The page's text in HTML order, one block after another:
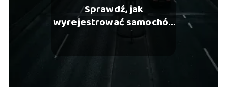
Sprawdź, jak
wyrejestrować samochód
w zaledwie kilku krokach